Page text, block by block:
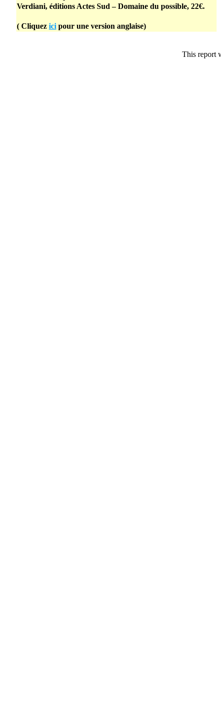
Verdiani, éditions Actes Sud – Domaine du possible, 22€.
( Cliquez icipour une version anglaise)
This report